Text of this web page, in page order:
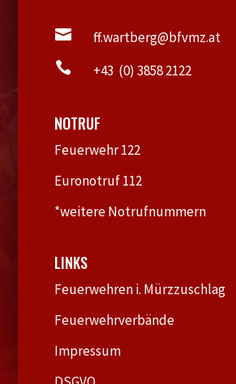
 ff.wartberg@bfvmz.at
 +43 (0) 3858 2122
NOTRUF
Feuerwehr 122
Euronotruf 112
*weitere Notrufnummern
LINKS
Feuerwehren i. Mürzzuschlag
Feuerwehrverbände
Impressum